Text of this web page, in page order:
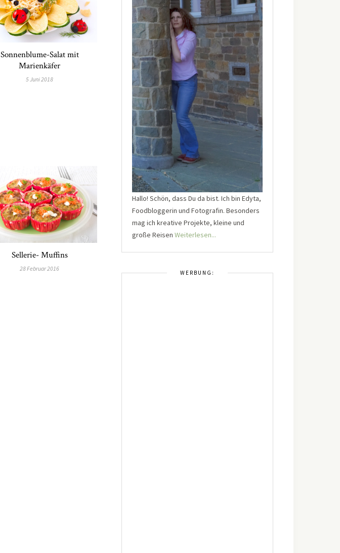
Sonnenblume-Salat mit
Marienkäfer
5 Juni 2018
Sellerie- Muffins
28 Februar 2016
Hallo! Schön, dass Du da bist. Ich bin Edyta,
Foodbloggerin und Fotografin. Besonders
mag ich kreative Projekte, kleine und
große Reisen Weiterlesen...
WERBUNG: